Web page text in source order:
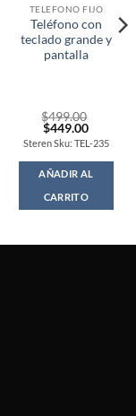
TELEFONO FIJO
Teléfono con
teclado grande y
pantalla
$499.00
Original
price
was:
$499.00.
$449.00Current
price
is:
$449.00.
Steren Sku: TEL-235
AÑADIR AL
CARRITO